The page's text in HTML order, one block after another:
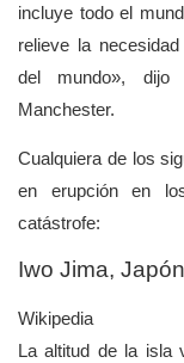
incluye todo el
relieve la
del mundo», dijo
Manchester.
Cualquiera de los
en erupción en
catástrofe:
Iwo Jima, Japón
Wikipedia
La altitud de la isla